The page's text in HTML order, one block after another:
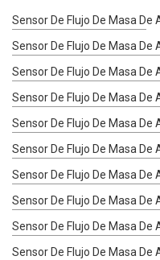
Sensor De Flujo De Masa De
Sensor De Flujo De Masa
Sensor De Flujo De Masa
Sensor De Flujo De Masa
Sensor De Flujo De Masa
Sensor De Flujo De Masa
Sensor De Flujo De Masa
Sensor De Flujo De Masa De
Sensor De Flujo De Masa
Sensor De Flujo De Masa